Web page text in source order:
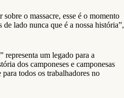
o massacre, esse é o momento
lado nunca que é a nossa história”,
representa um legado para a
dos camponeses e camponesas
todos os trabalhadores no